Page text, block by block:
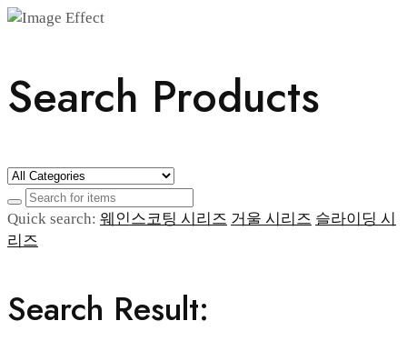
Search Products
Quick search: 웨인스코팅 시리즈 거울 시리즈 슬라이딩 시
리즈
Search Result: